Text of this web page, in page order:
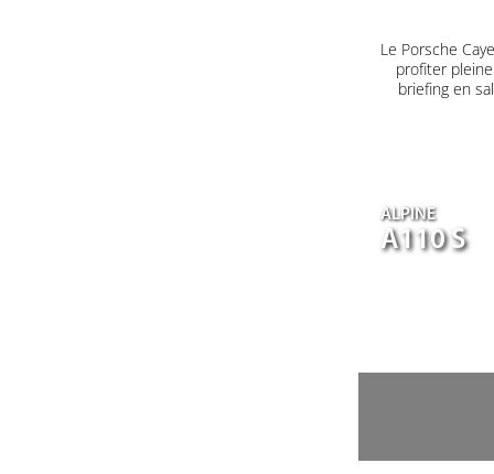
Le Porsche
profiter
briefing en
ALPINE
A110 S